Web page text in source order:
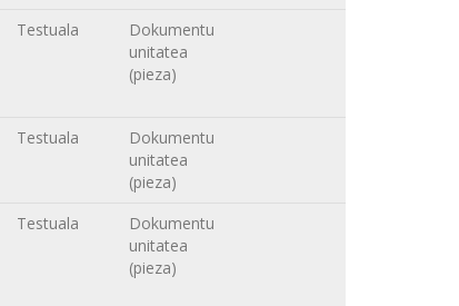
Testuala
Dokumentu
unitatea
(pieza)
Testuala
Dokumentu
unitatea
(pieza)
Testuala
Dokumentu
unitatea
(pieza)